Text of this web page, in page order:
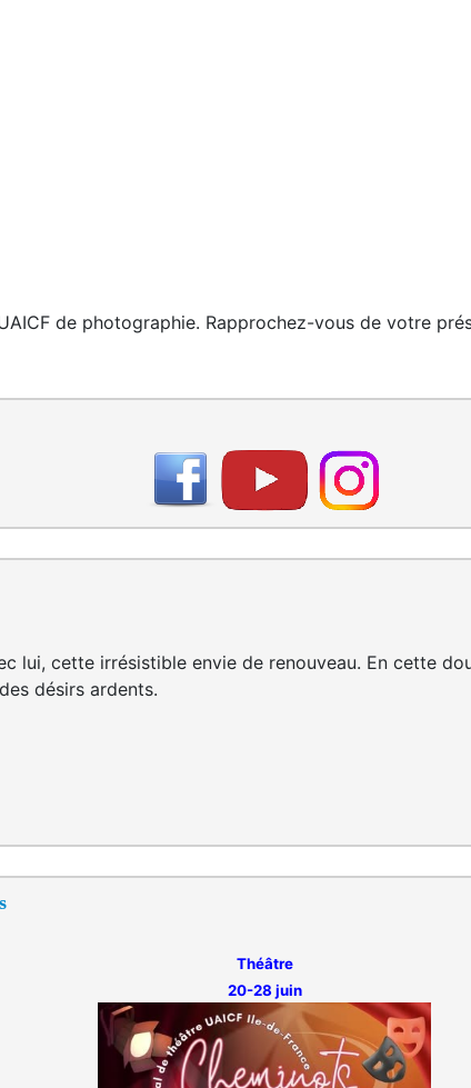
lui, cette irrésistible envie de renouveau. En cette
désirs ardents.
Théâtre
20-28 juin
de photographie. Rapprochez-vous de votre